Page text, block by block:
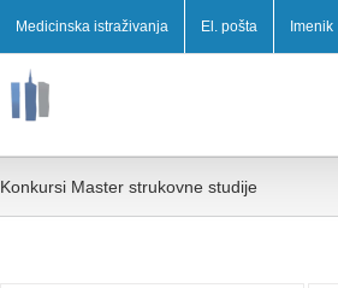
Medicinska istraživanja El. pošta Imenik
Konkursi Master strukovne studije